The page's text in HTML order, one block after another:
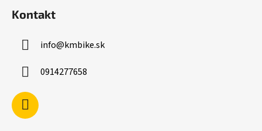
Kontakt
info@kmbike.sk
0914277658